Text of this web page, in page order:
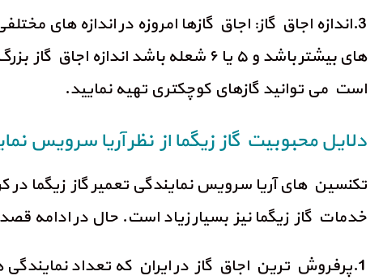
3.اندازه اجاق گاز: اجاق گازها امروزه در اندازه های
های بیشتر باشد و ۵ یا ۶ شعله
است می توانید گازهای کوچکتری تهیه نمایید.
دلایل محبوبیت گاز زیگما از نظر آریا سرویس
تکنسین های آریا سرویس نمایندگی تعمیر گاز زیگما در
خدمات گاز زیگما نیز بسیار زیاد است. حال در ادامه
1.پرفروش ترین اجاق گاز در ایران که تعداد نمایندگی های فعال زیادی دارد و خدمات تعمیر گسترده در اختیارتان قرار می دهد برند زیگما است.